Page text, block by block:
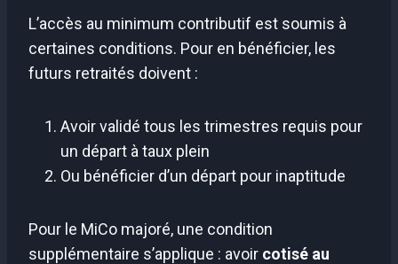
L’accès au minimum contributif est soumis à
certaines conditions. Pour en bénéficier, les
futurs retraités doivent :
Avoir validé tous les trimestres requis pour
un départ à taux plein
Ou bénéficier d’un départ pour inaptitude
Pour le MiCo majoré, une condition
supplémentaire s’applique : avoir cotisé au